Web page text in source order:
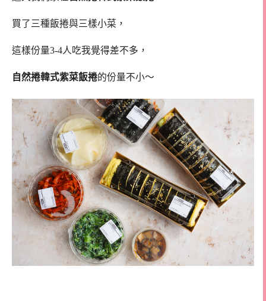
買了三種飯捲與三樣小菜，
這樣份量3-4人吃我覺得差不多，
自然捲韓式紫菜飯捲的份量不小～